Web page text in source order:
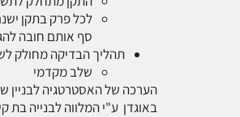
לכל פרק בתקן
סף אותם חובה
תהליך הבדיקה מחולק
שלב מקדמי
הערכה של האסטרטגיה לבניין
באוגדן ע"י המלווה לבנייה בת